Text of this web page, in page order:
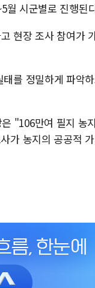
월 시군별로 진행된
현장 조사 참여가
를 정밀하게 파악
"106만여 필지 농
가 농지의 공공적